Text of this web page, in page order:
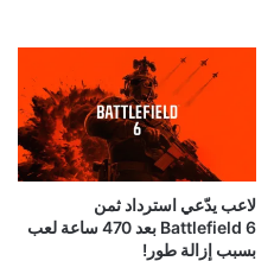
لاعب يدّعي استرداد ثمن
Battlefield 6 بعد 470 ساعة لعب
بسبب إزالة طور!